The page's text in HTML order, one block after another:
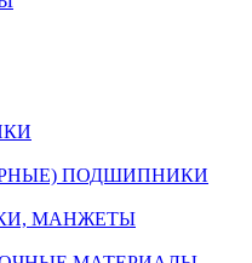
ПОДШИПНИКИ
МАНЖЕТЫ